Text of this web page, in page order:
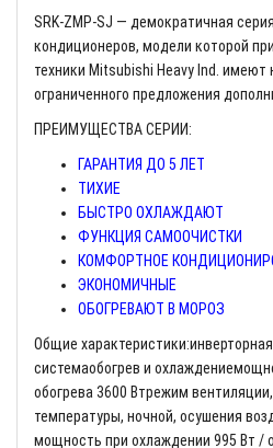
SRK-ZMP-SJ — демократичная
кондиционеров, модели которой
техники Mitsubishi Heavy Ind. имеют
ограниченного предложения
ПРЕИМУЩЕСТВА СЕРИИ:
ГАРАНТИЯ ДО 5 ЛЕТ
ТИХИЕ
БЫСТРО ОХЛАЖДАЮТ
ФУНКЦИЯ САМООЧИСТКИ
КОМФОРТНОЕ
ЭКОНОМИЧНЫЕ
ОБОГРЕВАЮТ В МОРОЗ
Общие
системаобогрев и
обогрева 3600 Втрежим
температуры, ночной, осушения
мощность при охлаждении 995 Вт /